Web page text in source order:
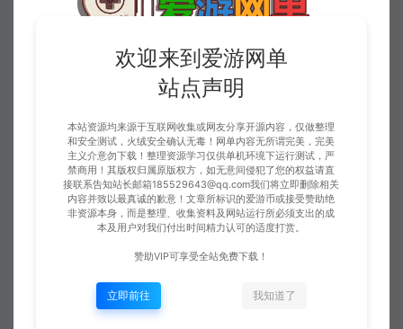
欢迎来到爱游网单
站点声明
本站资源均来源于互联网收集或网友分享开源内容，仅做整理
和安全测试，火绒安全确认无毒！网单内容无所谓完美，完美
主义介意勿下载！整理资源学习仅供单机环境下运行测试，严
禁商用！其版权归属原版权方，如无意间侵犯了您的权益请直
接联系告知站长邮箱185529643@qq.com我们将立即删除相关
内容并致以最真诚的歉意！文章所标识的爱游币或接受赞助绝
非资源本身，而是整理、收集资料及网站运行所必须支出的成
本及用户对我们付出时间精力认可的适度打赏。
赞助VIP可享受全站免费下载！
立即前往 我知道了